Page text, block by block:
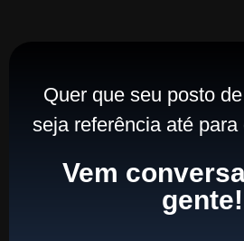
Quer que seu posto
seja referência até
Vem
gente!